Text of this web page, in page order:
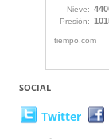
SOCIAL
Twitter